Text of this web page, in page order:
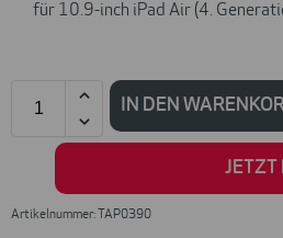
für 10.9-inch iPad Air (4.
IN DEN
JETZT
Artikelnummer: TAP0390